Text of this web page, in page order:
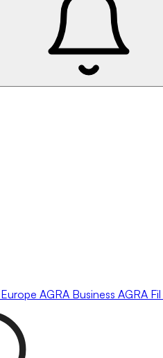
Europe AGRA Business AGRA Fil